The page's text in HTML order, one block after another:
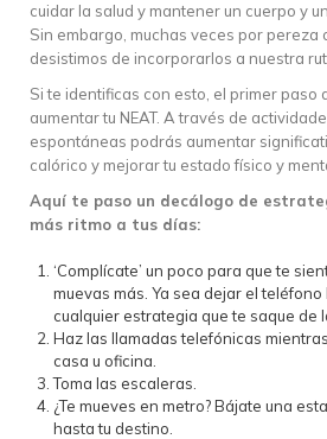
cuidar la salud y mantener un cuerpo y
Sin embargo, muchas veces por pereza
desistimos de incorporarlos a nuestra
Si te identificas con esto, el primer paso
aumentar tu NEAT. A través de
espontáneas podrás aumentar
calórico y mejorar tu estado físico y
Aquí te paso un decálogo de
más ritmo a tus días:
‘Complícate’ un poco para que te
muevas más. Ya sea dejar el
cualquier estrategia que te saque de
Haz las llamadas telefónicas
casa u oficina.
Toma las escaleras.
¿Te mueves en metro? Bájate una
hasta tu destino.